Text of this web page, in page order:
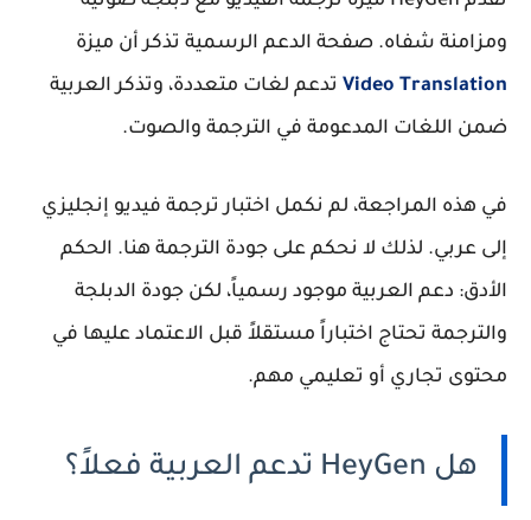
ومزامنة شفاه. صفحة الدعم الرسمية تذكر أن ميزة
Video Translation تدعم لغات متعددة، وتذكر العربية
ضمن اللغات المدعومة في الترجمة والصوت.
في هذه المراجعة، لم نكمل اختبار ترجمة فيديو إنجليزي
إلى عربي. لذلك لا نحكم على جودة الترجمة هنا. الحكم
الأدق: دعم العربية موجود رسمياً، لكن جودة الدبلجة
والترجمة تحتاج اختباراً مستقلاً قبل الاعتماد عليها في
محتوى تجاري أو تعليمي مهم.
هل HeyGen تدعم العربية فعلاً؟